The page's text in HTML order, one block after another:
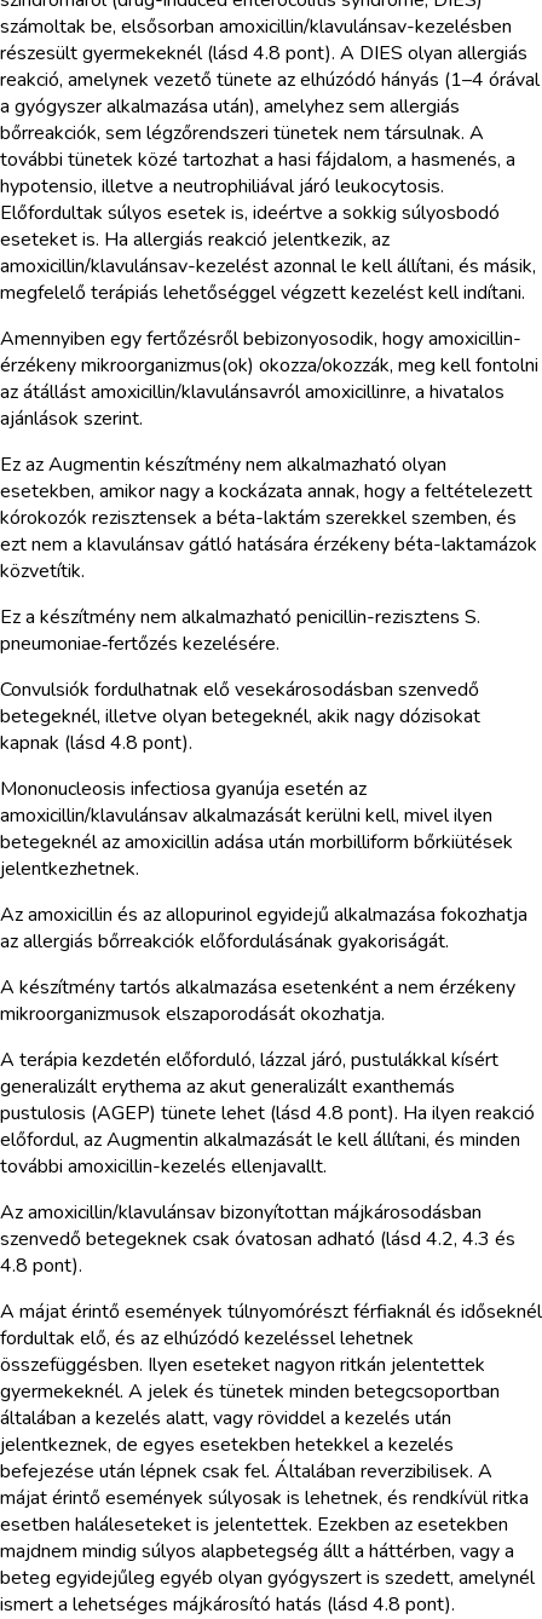
számoltak be, elsősorban amoxicillin/klavulánsav-kezelésben
részesült gyermekeknél (lásd 4.8 pont). A DIES olyan allergiás
reakció, amelynek vezető tünete az elhúzódó hányás (1–4 órával
a gyógyszer alkalmazása után), amelyhez sem allergiás
bőrreakciók, sem légzőrendszeri tünetek nem társulnak. A
további tünetek közé tartozhat a hasi fájdalom, a hasmenés, a
hypotensio, illetve a neutrophiliával járó leukocytosis.
Előfordultak súlyos esetek is, ideértve a sokkig súlyosbodó
eseteket is. Ha allergiás reakció jelentkezik, az
amoxicillin/klavulánsav-kezelést azonnal le kell állítani, és másik,
megfelelő terápiás lehetőséggel végzett kezelést kell indítani.
Amennyiben egy fertőzésről bebizonyosodik, hogy amoxicillin-
érzékeny mikroorganizmus(ok) okozza/okozzák, meg kell fontolni
az átállást amoxicillin/klavulánsavról amoxicillinre, a hivatalos
ajánlások szerint.
Ez az Augmentin készítmény nem alkalmazható olyan
esetekben, amikor nagy a kockázata annak, hogy a feltételezett
kórokozók rezisztensek a béta-laktám szerekkel szemben, és
ezt nem a klavulánsav gátló hatására érzékeny béta-laktamázok
közvetítik.
Ez a készítmény nem alkalmazható penicillin-rezisztens S.
pneumoniae‑fertőzés kezelésére.
Convulsiók fordulhatnak elő vesekárosodásban szenvedő
betegeknél, illetve olyan betegeknél, akik nagy dózisokat
kapnak (lásd 4.8 pont).
Mononucleosis infectiosa gyanúja esetén az
amoxicillin/klavulánsav alkalmazását kerülni kell, mivel ilyen
betegeknél az amoxicillin adása után morbilliform bőrkiütések
jelentkezhetnek.
Az amoxicillin és az allopurinol egyidejű alkalmazása fokozhatja
az allergiás bőrreakciók előfordulásának gyakoriságát.
A készítmény tartós alkalmazása esetenként a nem érzékeny
mikroorganizmusok elszaporodását okozhatja.
A terápia kezdetén előforduló, lázzal járó, pustulákkal kísért
generalizált erythema az akut generalizált exanthemás
pustulosis (AGEP) tünete lehet (lásd 4.8 pont). Ha ilyen reakció
előfordul, az Augmentin alkalmazását le kell állítani, és minden
további amoxicillin-kezelés ellenjavallt.
Az amoxicillin/klavulánsav bizonyítottan májkárosodásban
szenvedő betegeknek csak óvatosan adható (lásd 4.2, 4.3 és
4.8 pont).
A májat érintő események túlnyomórészt férfiaknál és időseknél
fordultak elő, és az elhúzódó kezeléssel lehetnek
összefüggésben. Ilyen eseteket nagyon ritkán jelentettek
gyermekeknél. A jelek és tünetek minden betegcsoportban
általában a kezelés alatt, vagy röviddel a kezelés után
jelentkeznek, de egyes esetekben hetekkel a kezelés
befejezése után lépnek csak fel. Általában reverzibilisek. A
májat érintő események súlyosak is lehetnek, és rendkívül ritka
esetben haláleseteket is jelentettek. Ezekben az esetekben
majdnem mindig súlyos alapbetegség állt a háttérben, vagy a
beteg egyidejűleg egyéb olyan gyógyszert is szedett, amelynél
ismert a lehetséges májkárosító hatás (lásd 4.8 pont).